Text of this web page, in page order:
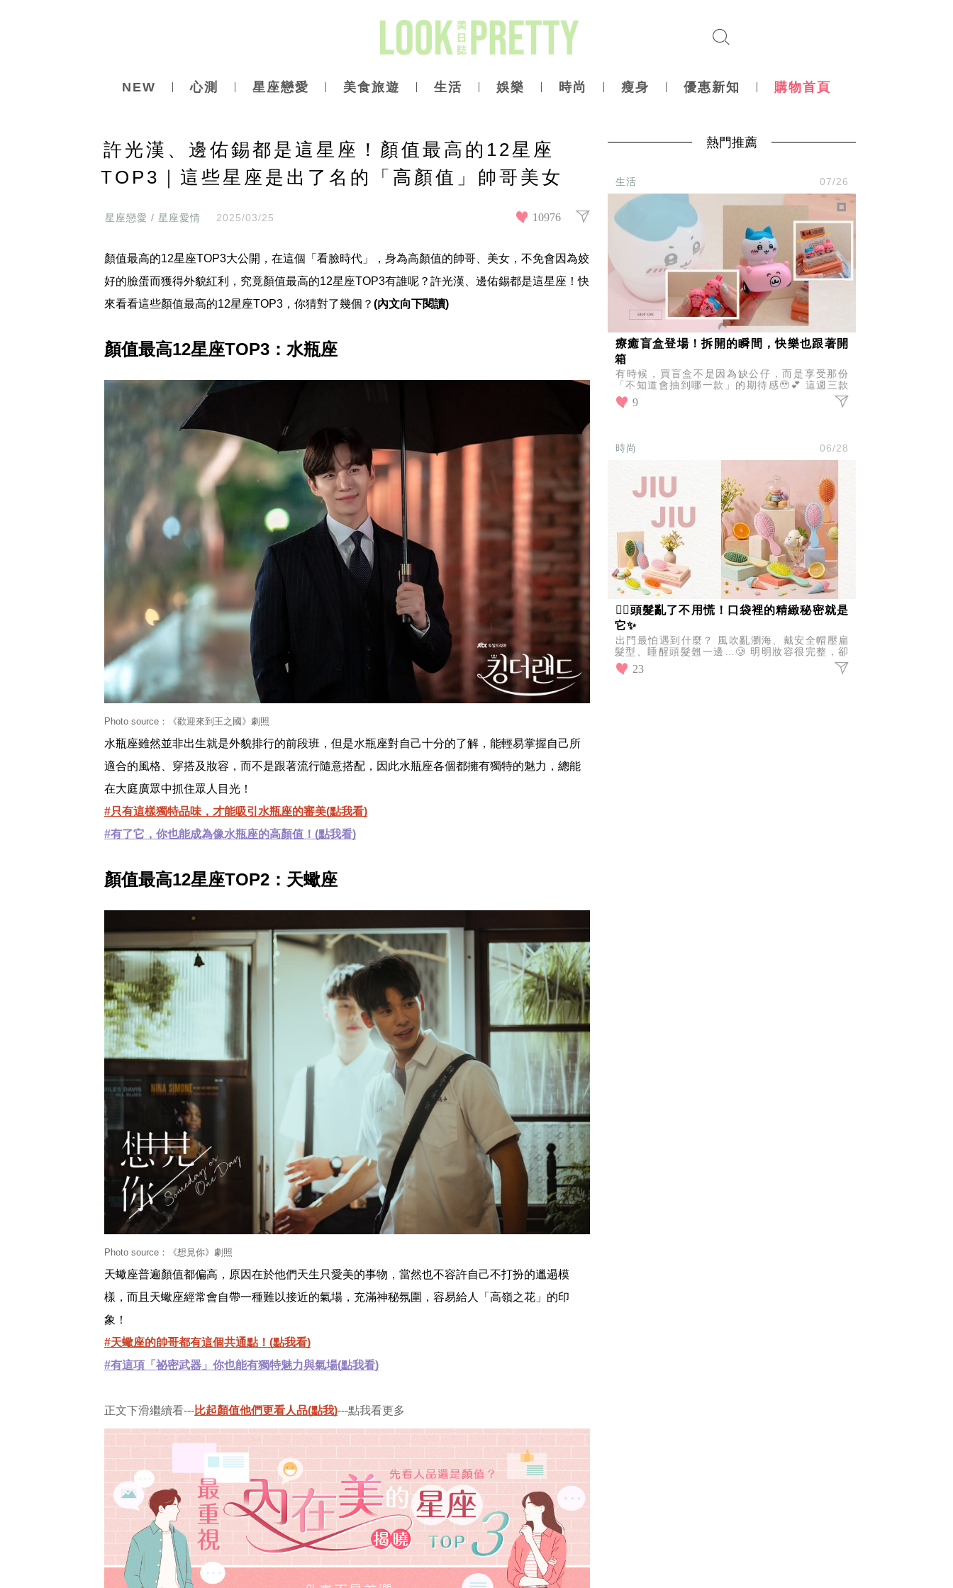
NEW 心測 星座戀愛 美食旅遊 生活 娛樂 時尚 瘦身 優惠新知 購物首頁
許光漢、邊佑錫都是這星座！顏值最高的12星座
TOP3｜這些星座是出了名的「高顏值」帥哥美女
星座戀愛 / 星座愛情 2025/03/25 10976
顏值最高的12星座TOP3大公開，在這個「看臉時代」，身為高顏值的帥哥、美女，不免會因為姣
好的臉蛋而獲得外貌紅利，究竟顏值最高的12星座TOP3有誰呢？許光漢、邊佑錫都是這星座！快
來看看這些顏值最高的12星座TOP3，你猜對了幾個？ (內文向下閱讀)
顏值最高12星座TOP3：水瓶座
Photo source：《歡迎來到王之國》劇照
水瓶座雖然並非出生就是外貌排行的前段班，但是水瓶座對自己十分的了解，能輕易掌握自己所
適合的風格、穿搭及妝容，而不是跟著流行隨意搭配，因此水瓶座各個都擁有獨特的魅力，總能
在大庭廣眾中抓住眾人目光！
#只有這樣獨特品味，才能吸引水瓶座的審美(點我看)
#有了它，你也能成為像水瓶座的高顏值！(點我看)
顏值最高12星座TOP2：天蠍座
Photo source：《想見你》劇照
天蠍座普遍顏值都偏高，原因在於他們天生只愛美的事物，當然也不容許自己不打扮的邋遢模
樣，而且天蠍座經常會自帶一種難以接近的氣場，充滿神秘氛圍，容易給人「高嶺之花」的印
象！
#天蠍座的帥哥都有這個共通點！(點我看)
#有這項「祕密武器」你也能有獨特魅力與氣場(點我看)
正文下滑繼續看---比起顏值他們更看人品(點我)---點我看更多
熱門推薦
生活 07/26
療癒盲盒登場！拆開的瞬間，快樂也跟著開
箱
有時候，買盲盒不是因為缺公仔，而是享受那份
「不知道會抽到哪一款」的期待感🥹💕 這週三款
超人氣IP盲盒報到，不管你是哪一派，都有機會抽
到你的命定收藏！
9
時尚 06/28
💇‍♀️頭髮亂了不用慌！口袋裡的精緻秘密就是
它✨
出門最怕遇到什麼？ 風吹亂瀏海、戴安全帽壓扁
髮型、睡醒頭髮翹一邊…🥲 明明妝容很完整，卻
因為頭髮亂了，整體精緻感瞬間扣分。 這時候，
一把方便攜帶的梳子真的超
23